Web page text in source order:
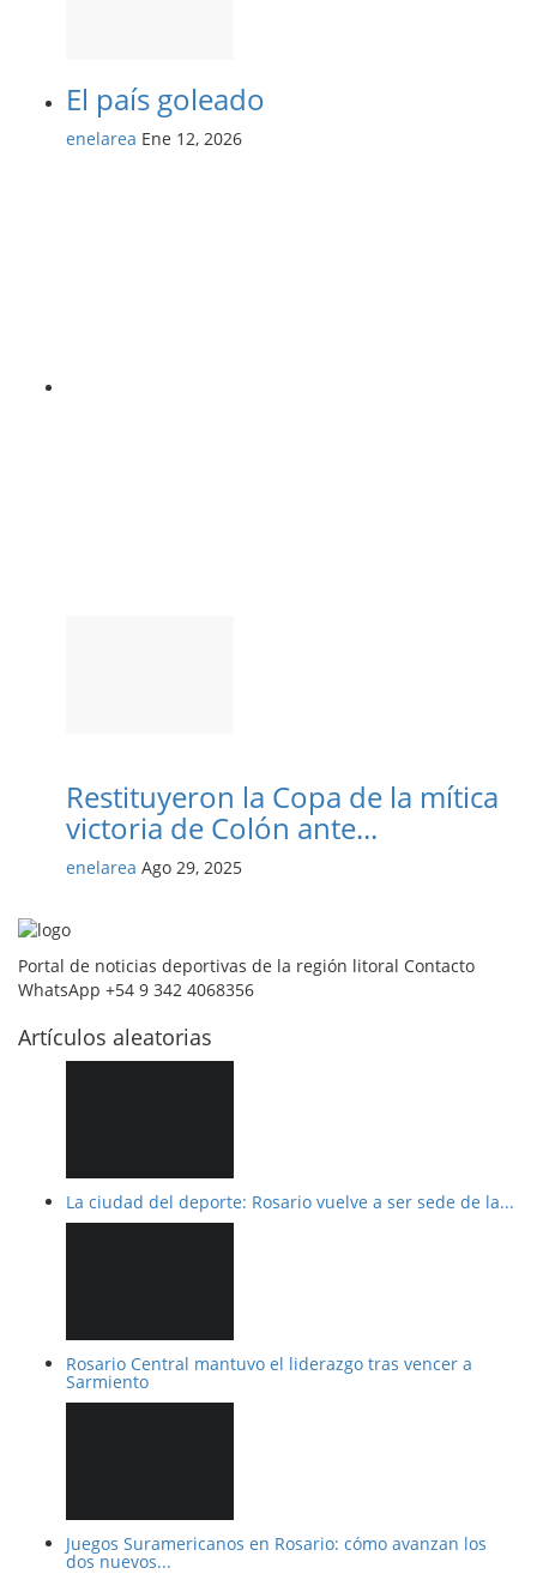
El país goleado
enelarea Ene 12, 2026
Restituyeron la Copa de la mítica
victoria de Colón ante...
enelarea Ago 29, 2025
Portal de noticias deportivas de la región litoral Contacto
WhatsApp +54 9 342 4068356
Artículos aleatorias
La ciudad del deporte: Rosario vuelve a ser sede de la...
Rosario Central mantuvo el liderazgo tras vencer a
Sarmiento
Juegos Suramericanos en Rosario: cómo avanzan los
dos nuevos...